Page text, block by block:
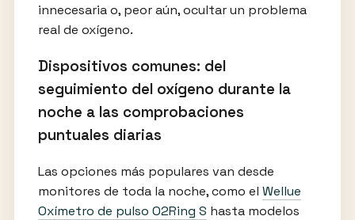
innecesaria o, peor aún, ocultar un problema
real de oxígeno.
Dispositivos comunes: del
seguimiento del oxígeno durante la
noche a las comprobaciones
puntuales diarias
Las opciones más populares van desde
monitores de toda la noche, como el Wellue
Oxímetro de pulso O2Ring S hasta modelos